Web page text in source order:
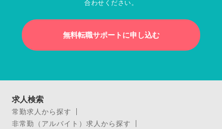
合わせください。
無料転職サポートに申し込む
求人検索
常勤求人から探す
非常勤（アルバイト）求人から探す